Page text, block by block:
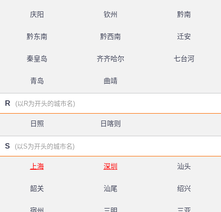
庆阳 钦州 黔南
黔东南 黔西南 迁安
秦皇岛 齐齐哈尔 七台河
青岛 曲靖
R (以R为开头的城市名)
日照 日喀则
S (以S为开头的城市名)
上海 深圳 汕头
韶关 汕尾 绍兴